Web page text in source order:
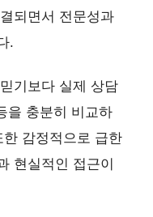
되면서 전문성과
.
기보다 실제 상담
을 충분히 비교하
감정적으로 급한
현실적인 접근이